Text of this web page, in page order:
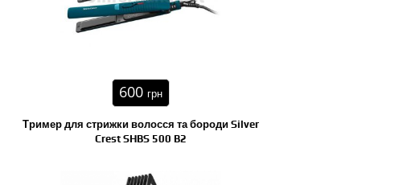
600 грн
Тример для стрижки волосся та бороди Silver
Crest SHBS 500 B2